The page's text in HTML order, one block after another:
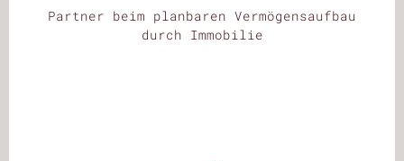
Partner beim planbaren Vermögensaufbau
durch Immobilie